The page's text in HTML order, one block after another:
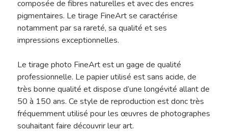
Hit enter to search or ESC to close
composée de fibres naturelles et avec des encres
pigmentaires. Le tirage FineArt se caractérise
notamment par sa rareté, sa qualité et ses
impressions exceptionnelles.
Le tirage photo FineArt est un gage de qualité
professionnelle. Le papier utilisé est sans acide, de
très bonne qualité et dispose d’une longévité allant de
50 à 150 ans. Ce style de reproduction est donc très
fréquemment utilisé pour les œuvres de photographes
souhaitant faire découvrir leur art.